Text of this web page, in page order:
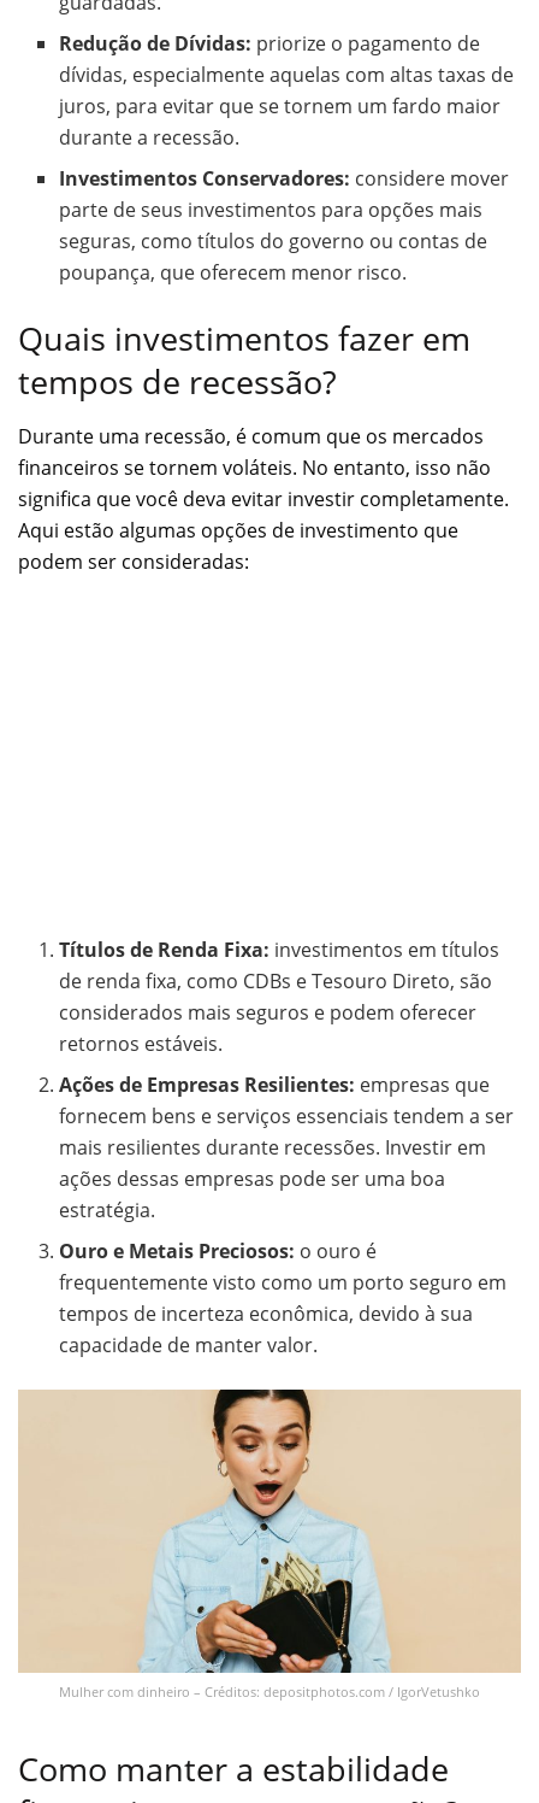
Redução de Dívidas: priorize o pagamento de
dívidas, especialmente aquelas com altas taxas de
juros, para evitar que se tornem um fardo maior
durante a recessão.
Investimentos Conservadores: considere mover
parte de seus investimentos para opções mais
seguras, como títulos do governo ou contas de
poupança, que oferecem menor risco.
Quais investimentos fazer em
tempos de recessão?
Durante uma recessão, é comum que os mercados
financeiros se tornem voláteis. No entanto, isso não
significa que você deva evitar investir completamente.
Aqui estão algumas opções de investimento que
podem ser consideradas:
Títulos de Renda Fixa: investimentos em títulos
de renda fixa, como CDBs e Tesouro Direto, são
considerados mais seguros e podem oferecer
retornos estáveis.
Ações de Empresas Resilientes: empresas que
fornecem bens e serviços essenciais tendem a ser
mais resilientes durante recessões. Investir em
ações dessas empresas pode ser uma boa
estratégia.
Ouro e Metais Preciosos: o ouro é
frequentemente visto como um porto seguro em
tempos de incerteza econômica, devido à sua
capacidade de manter valor.
Mulher com dinheiro – Créditos: depositphotos.com / IgorVetushko
Como manter a estabilidade